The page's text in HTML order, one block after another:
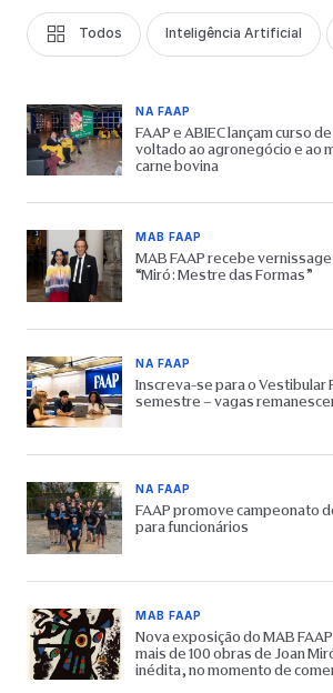
Todos Inteligência Artificial
NA FAAP
FAAP e ABIEC lançam curso
voltado ao agronegócio e ao
carne bovina
MAB FAAP
MAB FAAP recebe
“Miró: Mestre das Formas”
NA FAAP
Inscreva-se para o Vestibular
semestre – vagas
NA FAAP
FAAP promove campeonato
para funcionários
MAB FAAP
Nova exposição do MAB
mais de 100 obras de Joan
inédita, no momento de